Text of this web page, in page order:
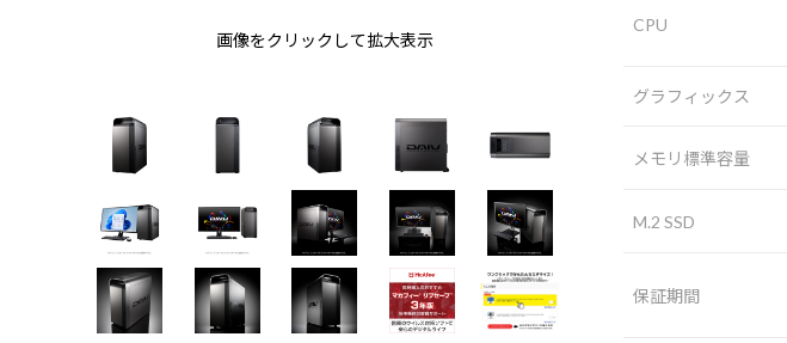
画像をクリックして拡大表示
CPU
グラフィックス
メモリ標準容量
M.2 SSD
保証期間